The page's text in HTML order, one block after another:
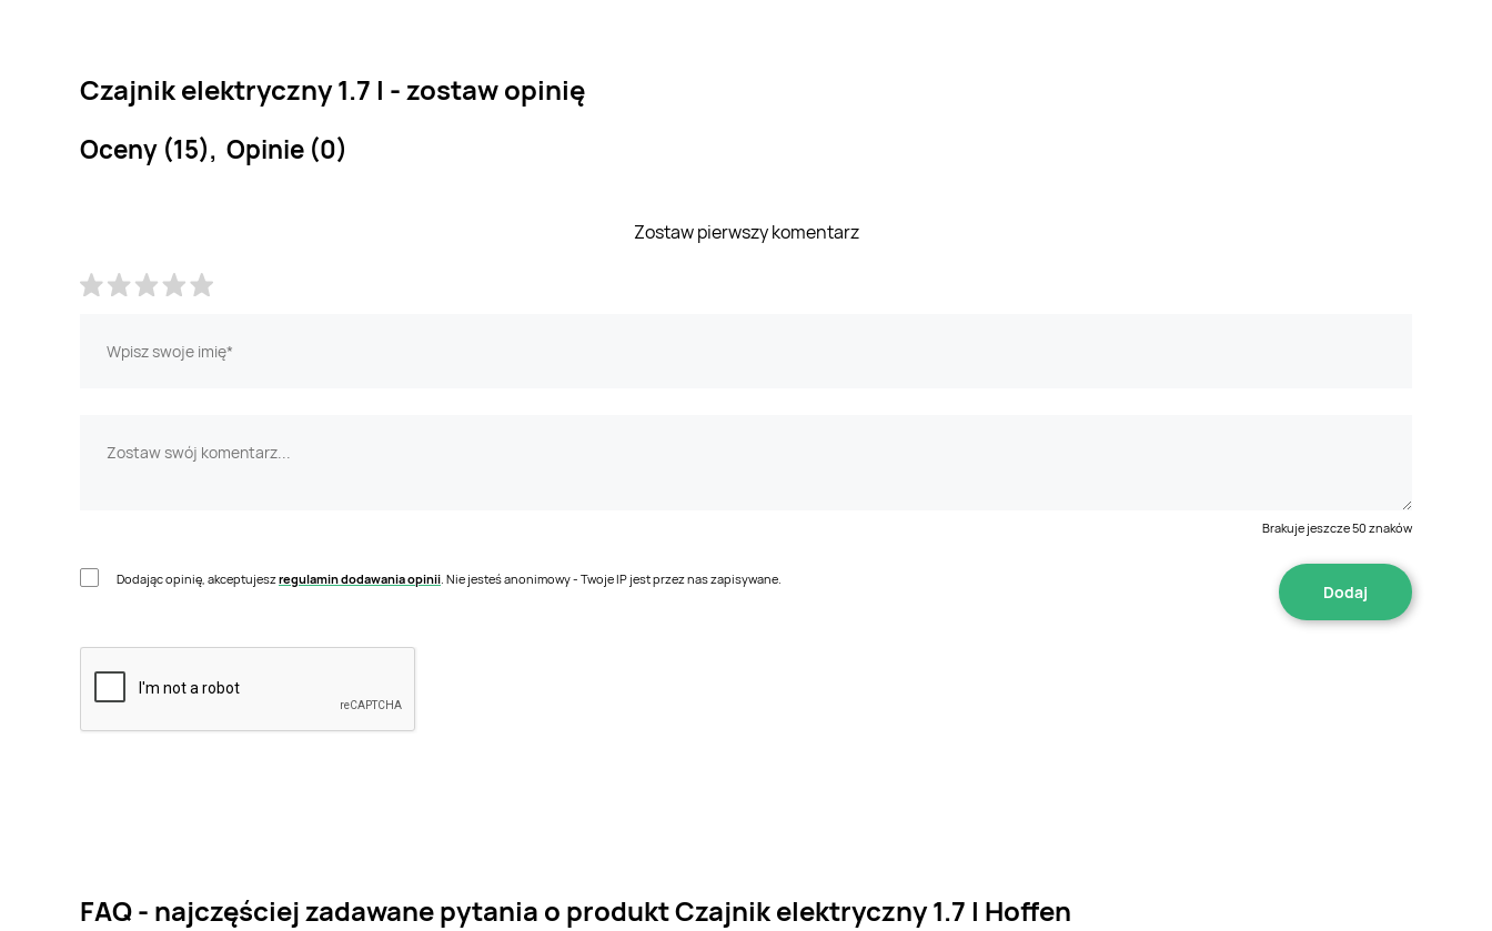
Czajnik elektryczny 1.7 l - zostaw opinię
Oceny (15), Opinie (0)
Zostaw pierwszy komentarz
Brakuje jeszcze50 znaków
Dodając opinię, akceptujeszregulamin dodawania opinii. Nie jesteś anonimowy - Twoje IP jest przez nas zapisywane.
FAQ - najczęściej zadawane pytania o produkt Czajnik elektryczny 1.7 l Hoffen